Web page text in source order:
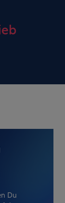
Du